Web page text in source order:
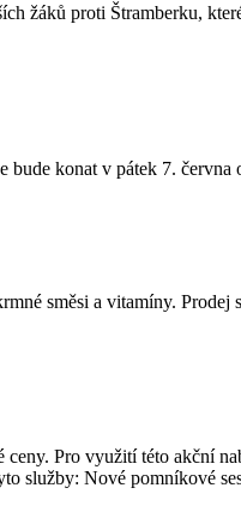
žáků proti Štramberku,
konat v pátek 7. června
směsi a vitamíny.
Pro využití této akční
služby: Nové pomníkové